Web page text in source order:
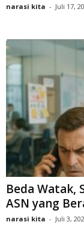
narasi kita - Juli 17,
Beda Watak,
ASN yang
narasi kita - Juli 3,